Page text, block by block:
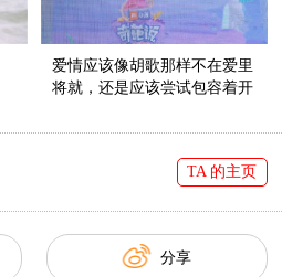
爱情应该像胡歌那样不在爱里
将就，还是应该尝试包容着开
TA 的主页
分享